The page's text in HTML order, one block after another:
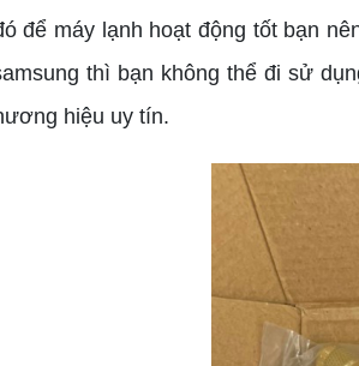
máy lạnh hoạt động tốt bạn nên
thì bạn không thể đi sử
hiệu uy tín.